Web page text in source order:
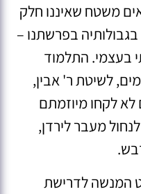
משטח שאיננו חלק
בפרשתנו –
בעצמי. התלמוד
לשיטת ר' אבין,
לקחו מיוזמתם
מעבר לירדן,
המנשה לדרישת